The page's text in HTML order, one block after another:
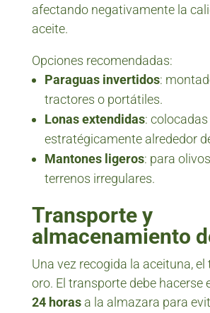
afectando negativamente la
aceite.
Opciones recomendadas:
Paraguas invertidos:
tractores o portátiles.
Lonas extendidas: colocadas
estratégicamente alrededor
Mantones ligeros: para
terrenos irregulares.
Transporte y
almacenamiento
Una vez recogida la aceituna, el
oro. El transporte debe hacerse
24 horasa la almazara para